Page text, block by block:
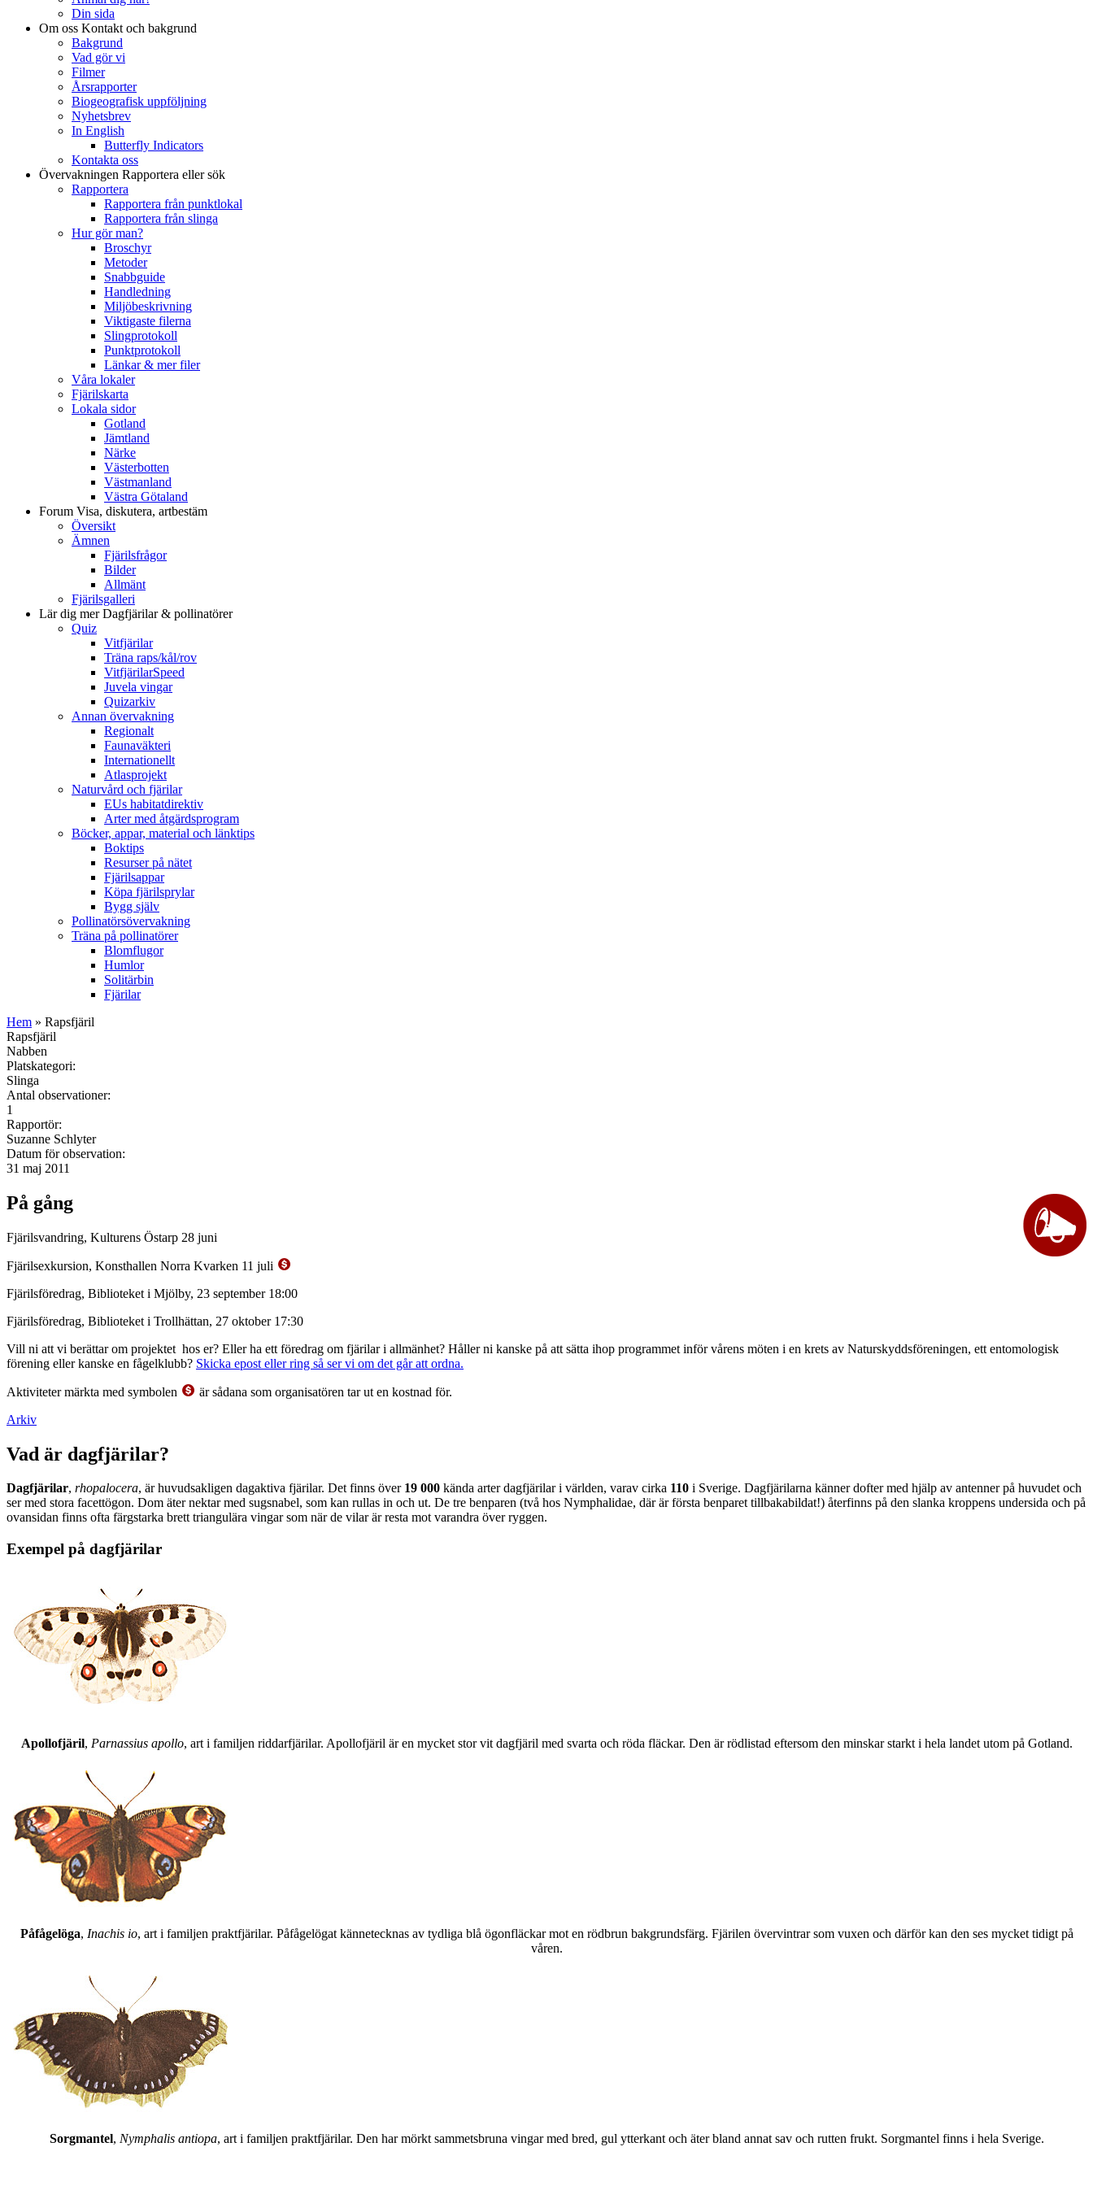
Din sida
Om oss Kontakt och bakgrund
Bakgrund
Vad gör vi
Filmer
Årsrapporter
Biogeografisk uppföljning
Nyhetsbrev
In English
Butterfly Indicators
Kontakta oss
Övervakningen Rapportera eller sök
Rapportera
Rapportera från punktlokal
Rapportera från slinga
Hur gör man?
Broschyr
Metoder
Snabbguide
Handledning
Miljöbeskrivning
Viktigaste filerna
Slingprotokoll
Punktprotokoll
Länkar & mer filer
Våra lokaler
Fjärilskarta
Lokala sidor
Gotland
Jämtland
Närke
Västerbotten
Västmanland
Västra Götaland
Forum Visa, diskutera, artbestäm
Översikt
Ämnen
Fjärilsfrågor
Bilder
Allmänt
Fjärilsgalleri
Lär dig merDagfjärilar & pollinatörer
Quiz
Vitfjärilar
Träna raps/kål/rov
VitfjärilarSpeed
Juvela vingar
Quizarkiv
Annan övervakning
Regionalt
Faunaväkteri
Internationellt
Atlasprojekt
Naturvård och fjärilar
EUs habitatdirektiv
Arter med åtgärdsprogram
Böcker, appar, material och länktips
Boktips
Resurser på nätet
Fjärilsappar
Köpa fjärilsprylar
Bygg själv
Pollinatörsövervakning
Träna på pollinatörer
Blomflugor
Humlor
Solitärbin
Fjärilar
Hem » Rapsfjäril
Rapsfjäril
Nabben
Platskategori:
Slinga
Antal observationer:
1
Rapportör:
Suzanne Schlyter
Datum för observation:
31 maj 2011
På gång
Fjärilsvandring, Kulturens Östarp 28 juni
Fjärilsexkursion, Konsthallen Norra Kvarken 11 juli
Fjärilsföredrag, Biblioteket i Mjölby, 23 september 18:00
Fjärilsföredrag, Biblioteket i Trollhättan, 27 oktober 17:30
Vill ni att vi berättar om projektet hos er? Eller ha ett föredrag om fjärilar i allmänhet? Håller ni kanske på att sätta ihop programmet inför vårens möten i en krets av Naturskyddsföreningen, ett entomologisk
förening eller kanske en fågelklubb? Skicka epost eller ring så ser vi om det går att ordna.
Aktiviteter märkta med symbolen
är sådana som organisatören tar ut en kostnad för.
Arkiv
Vad är dagfjärilar?
Dagfjärilar, rhopalocera, är huvudsakligen dagaktiva fjärilar. Det finns över 19 000 kända arter dagfjärilar i världen, varav cirka 110 i Sverige. Dagfjärilarna känner dofter med hjälp av antenner på huvudet och
ser med stora facettögon. Dom äter nektar med sugsnabel, som kan rullas in och ut. De tre benparen (två hos Nymphalidae, där är första benparet tillbakabildat!) återfinns på den slanka kroppens undersida och på
ovansidan finns ofta färgstarka brett triangulära vingar som när de vilar är resta mot varandra över ryggen.
Exempel på dagfjärilar
Apollofjäril, Parnassius apollo, art i familjen riddarfjärilar. Apollofjäril är en mycket stor vit dagfjäril med svarta och röda fläckar. Den är rödlistad eftersom den minskar starkt i hela landet utom på Gotland.
Påfågelöga, Inachis io, art i familjen praktfjärilar. Påfågelögat kännetecknas av tydliga blå ögonfläckar mot en rödbrun bakgrundsfärg. Fjärilen övervintrar som vuxen och därför kan den ses mycket tidigt på
våren.
Sorgmantel, Nymphalis antiopa, art i familjen praktfjärilar. Den har mörkt sammetsbruna vingar med bred, gul ytterkant och äter bland annat sav och rutten frukt. Sorgmantel finns i hela Sverige.